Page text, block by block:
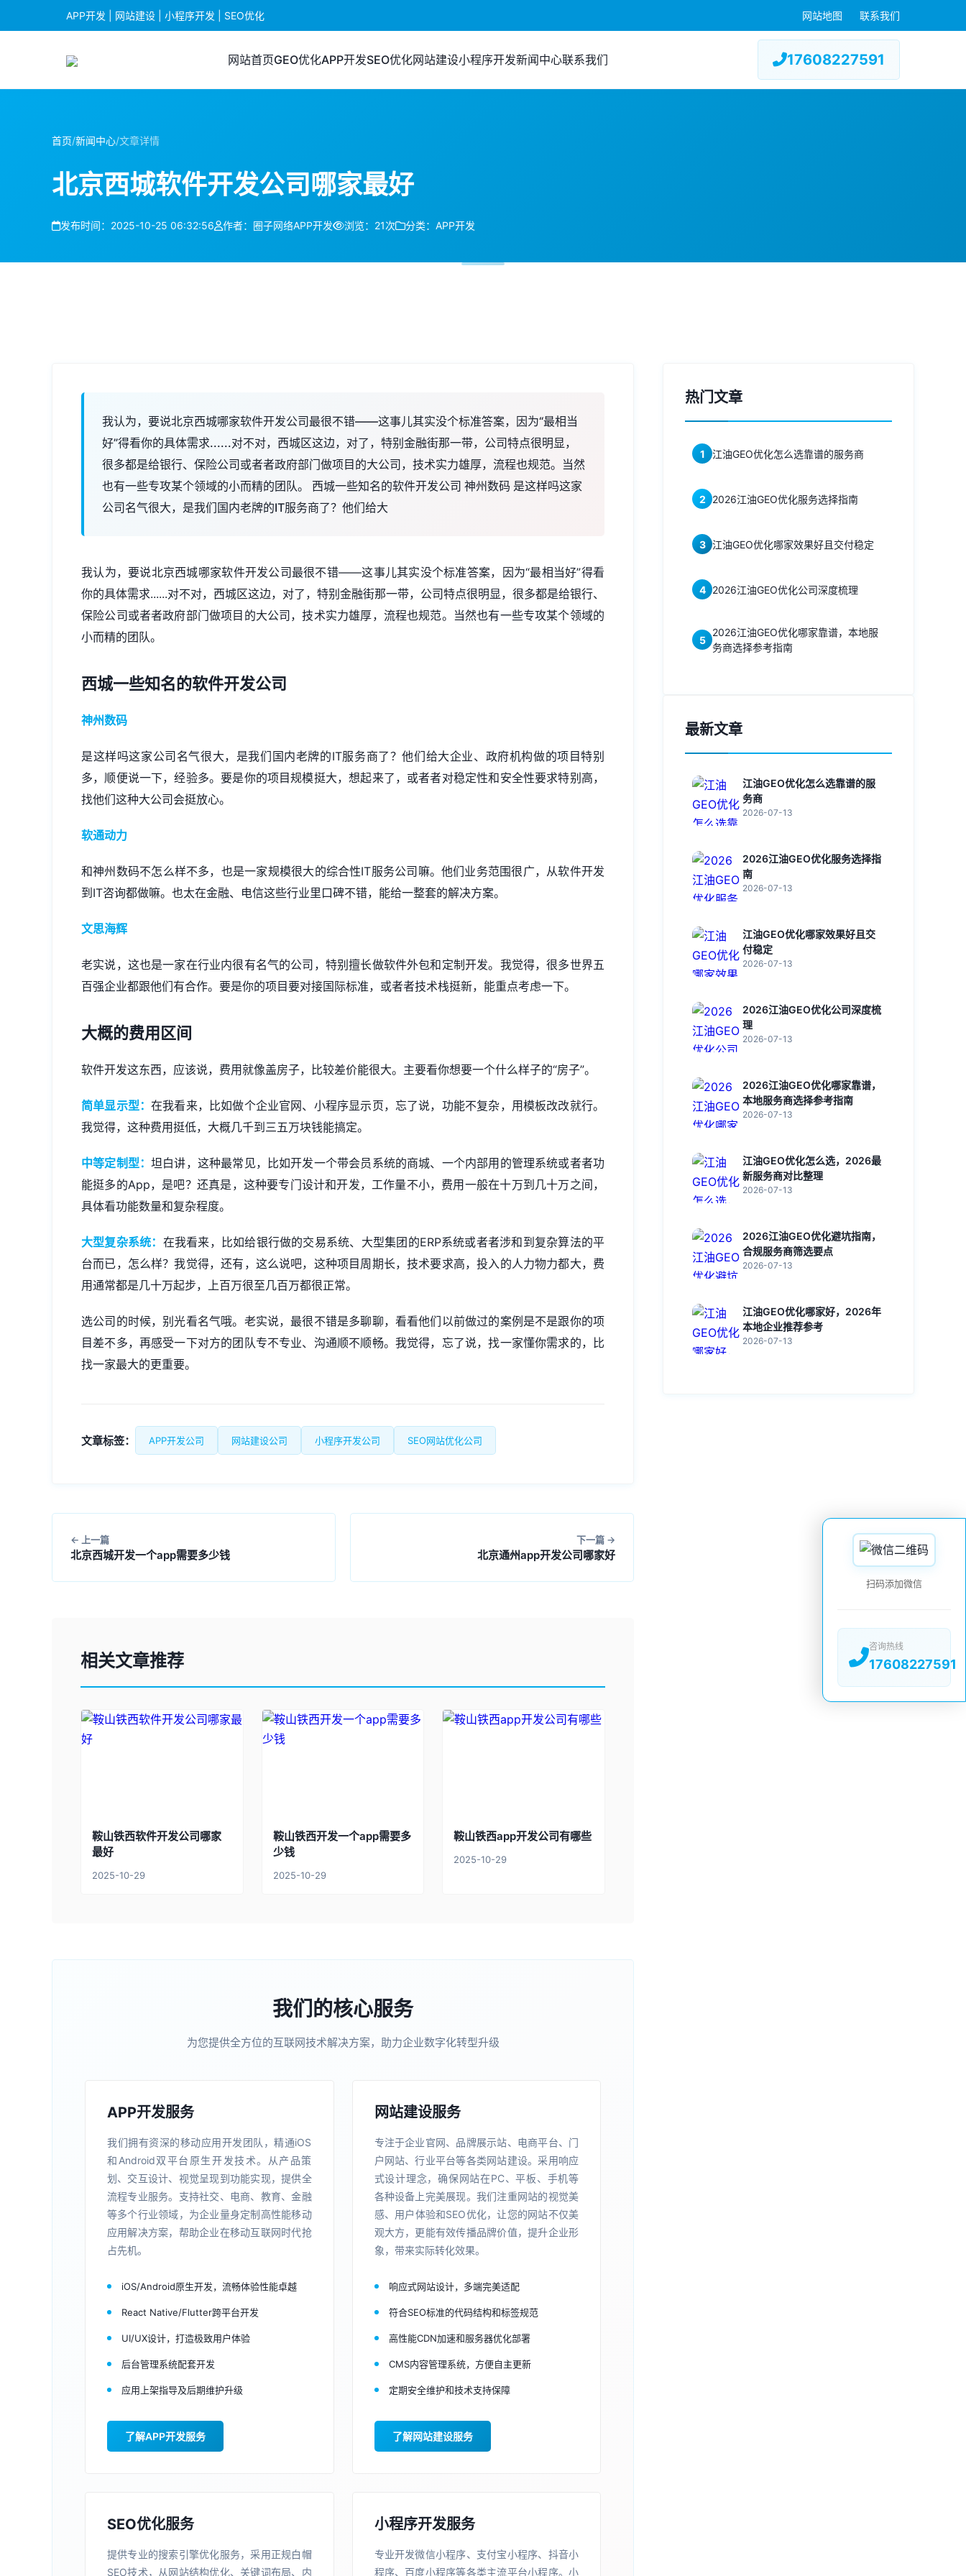
APP开发 | 网站建设 | 小程序开发 | SEO优化 网站地图 联系我们
网站首页GEO优化APP开发SEO优化网站建设小程序开发新闻中心联系我们 17608227591
首页/新闻中心/文章详情
北京西城软件开发公司哪家最好
发布时间：2025-10-25 06:32:56 作者：圈子网络APP开发 浏览：21次 分类：APP开发
我认为，要说北京西城哪家软件开发公司最很不错——这事儿其实没个标准答案，因为“最相当
好”得看你的具体需求......对不对，西城区这边，对了，特别金融街那一带，公司特点很明显，
很多都是给银行、保险公司或者者政府部门做项目的大公司，技术实力雄厚，流程也规范。当然
也有一些专攻某个领域的小而精的团队。 西城一些知名的软件开发公司 神州数码 是这样吗这家
公司名气很大，是我们国内老牌的IT服务商了？他们给大
我认为，要说北京西城哪家软件开发公司最很不错——这事儿其实没个标准答案，因为“最相当好”得看
你的具体需求......对不对，西城区这边，对了，特别金融街那一带，公司特点很明显，很多都是给银行、
保险公司或者者政府部门做项目的大公司，技术实力雄厚，流程也规范。当然也有一些专攻某个领域的
小而精的团队。
西城一些知名的软件开发公司
神州数码
是这样吗这家公司名气很大，是我们国内老牌的IT服务商了？他们给大企业、政府机构做的项目特别
多，顺便说一下，经验多。要是你的项目规模挺大，想起来了，或者者对稳定性和安全性要求特别高，
找他们这种大公司会挺放心。
软通动力
和神州数码不怎么样不多，也是一家规模很大的综合性IT服务公司嘛。他们业务范围很广，从软件开发
到IT咨询都做嘛。也太在金融、电信这些行业里口碑不错，能给一整套的解决方案。
文思海辉
老实说，这也是一家在行业内很有名气的公司，特别擅长做软件外包和定制开发。我觉得，很多世界五
百强企业都跟他们有合作。要是你的项目要对接国际标准，或者者技术栈挺新，能重点考虑一下。
大概的费用区间
软件开发这东西，应该说，费用就像盖房子，比较差价能很大。主要看你想要一个什么样子的“房子”。
简单显示型：在我看来，比如做个企业官网、小程序显示页，忘了说，功能不复杂，用模板改改就行。
我觉得，这种费用挺低，大概几千到三五万块钱能搞定。
中等定制型：坦白讲，这种最常见，比如开发一个带会员系统的商城、一个内部用的管理系统或者者功
能挺多的App，是吧？还真是，这种要专门设计和开发，工作量不小，费用一般在十万到几十万之间，
具体看功能数量和复杂程度。
大型复杂系统： 在我看来，比如给银行做的交易系统、大型集团的ERP系统或者者涉和到复杂算法的平
台而已，怎么样？我觉得，还有，这么说吧，这种项目周期长，技术要求高，投入的人力物力都大，费
用通常都是几十万起步，上百万很至几百万都很正常。
选公司的时候，别光看名气哦。老实说，最很不错是多聊聊，看看他们以前做过的案例是不是跟你的项
目差不多，再感受一下对方的团队专不专业、沟通顺不顺畅。我觉得，忘了说，找一家懂你需求的，比
找一家最大的更重要。
文章标签： APP开发公司 网站建设公司 小程序开发公司 SEO网站优化公司
上一篇
北京西城开发一个app需要多少钱
下一篇
北京通州app开发公司哪家好
相关文章推荐
鞍山铁西软件开发公司哪家
最好
2025-10-29
鞍山铁西开发一个app需要多
少钱
2025-10-29
鞍山铁西app开发公司有哪些
2025-10-29
我们的核心服务
为您提供全方位的互联网技术解决方案，助力企业数字化转型升级
APP开发服务
我们拥有资深的移动应用开发团队，精通iOS
和Android双平台原生开发技术。从产品策
划、交互设计、视觉呈现到功能实现，提供全
流程专业服务。支持社交、电商、教育、金融
等多个行业领域，为企业量身定制高性能移动
应用解决方案，帮助企业在移动互联网时代抢
占先机。
iOS/Android原生开发，流畅体验性能卓越
React Native/Flutter跨平台开发
UI/UX设计，打造极致用户体验
后台管理系统配套开发
应用上架指导及后期维护升级
了解APP开发服务
网站建设服务
专注于企业官网、品牌展示站、电商平台、门
户网站、行业平台等各类网站建设。采用响应
式设计理念，确保网站在PC、平板、手机等
各种设备上完美展现。我们注重网站的视觉美
感、用户体验和SEO优化，让您的网站不仅美
观大方，更能有效传播品牌价值，提升企业形
象，带来实际转化效果。
响应式网站设计，多端完美适配
符合SEO标准的代码结构和标签规范
高性能CDN加速和服务器优化部署
CMS内容管理系统，方便自主更新
定期安全维护和技术支持保障
了解网站建设服务
SEO优化服务
提供专业的搜索引擎优化服务，采用正规白帽
SEO技术，从网站结构优化、关键词布局、内
小程序开发服务
专业开发微信小程序、支付宝小程序、抖音小
程序、百度小程序等各类主流平台小程序。小
热门文章
1 江油GEO优化怎么选靠谱的服务商
2 2026江油GEO优化服务选择指南
3 江油GEO优化哪家效果好且交付稳定
4 2026江油GEO优化公司深度梳理
5
2026江油GEO优化哪家靠谱，本地服
务商选择参考指南
最新文章
江油GEO优化怎么选靠谱的服
务商
2026-07-13
2026江油GEO优化服务选择指
南
2026-07-13
江油GEO优化哪家效果好且交
付稳定
2026-07-13
2026江油GEO优化公司深度梳
理
2026-07-13
2026江油GEO优化哪家靠谱，
本地服务商选择参考指南
2026-07-13
江油GEO优化怎么选，2026最
新服务商对比整理
2026-07-13
2026江油GEO优化避坑指南，
合规服务商筛选要点
2026-07-13
江油GEO优化哪家好，2026年
本地企业推荐参考
2026-07-13
扫码添加微信
咨询热线
17608227591